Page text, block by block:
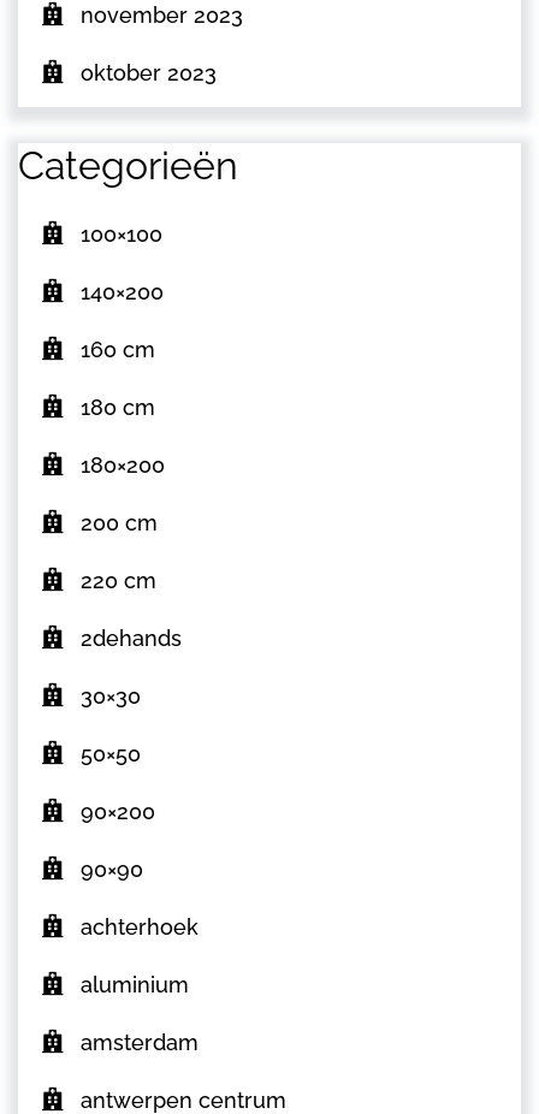
november 2023
oktober 2023
Categorieën
100×100
140×200
160 cm
180 cm
180×200
200 cm
220 cm
2dehands
30×30
50×50
90×200
90×90
achterhoek
aluminium
amsterdam
antwerpen centrum